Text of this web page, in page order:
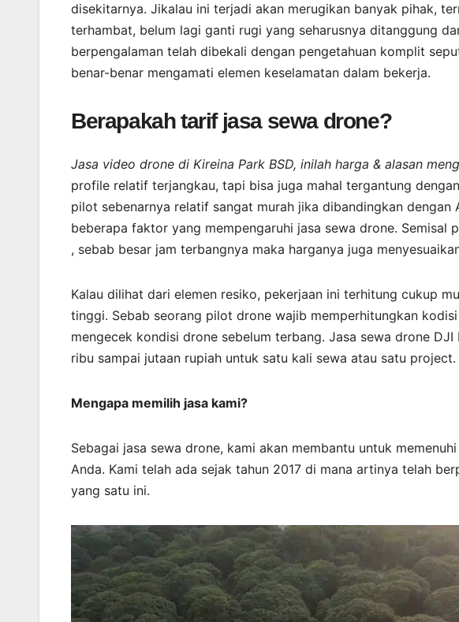
disekitarnya. Jikalau ini terjadi akan merugikan banyak pihak,
terhambat, belum lagi ganti rugi yang seharusnya ditanggung
berpengalaman telah dibekali dengan pengetahuan komplit
benar-benar mengamati elemen keselamatan dalam bekerja.
Berapakah tarif jasa sewa drone?
Jasa video drone di Kireina Park BSD, inilah harga & alasan
profile relatif terjangkau, tapi bisa juga mahal tergantung
pilot sebenarnya relatif sangat murah jika dibandingkan dengan
beberapa faktor yang mempengaruhi jasa sewa drone. Semisal
, sebab besar jam terbangnya maka harganya juga
Kalau dilihat dari elemen resiko, pekerjaan ini terhitung cukup
tinggi. Sebab seorang pilot drone wajib memperhitungkan
mengecek kondisi drone sebelum terbang. Jasa sewa drone
ribu sampai jutaan rupiah untuk satu kali sewa atau satu project.
Mengapa memilih jasa kami?
Sebagai jasa sewa drone, kami akan membantu untuk
Anda. Kami telah ada sejak tahun 2017 di mana artinya telah
yang satu ini.